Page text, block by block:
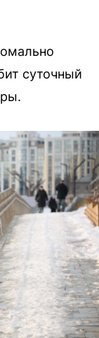
суточный